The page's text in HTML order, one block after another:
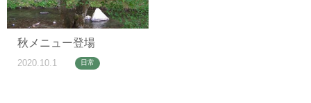
秋メニュー登場
2020.10.1 日常